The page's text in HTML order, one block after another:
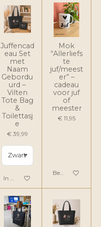
Juffencad
eau Set
met
Naam
Gebordu
urd –
Vilten
Tote Bag
&
Toilettasj
e
€ 39,99
In winkelwagen
Mok
“Allerliefs
te
juf/meest
er” –
cadeau
voor juf
of
meester
€ 11,95
Bekijk details